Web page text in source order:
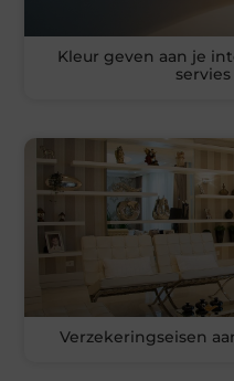
Kleur geven aan je
Verzekeringseisen